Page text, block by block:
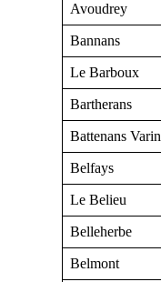
Avoudrey
Bannans
Le Barboux
Bartherans
Battenans Varin
Belfays
Le Belieu
Belleherbe
Belmont